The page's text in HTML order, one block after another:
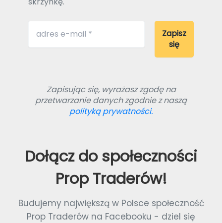
Zapisując się, wyrażasz zgodę na
przetwarzanie danych zgodnie z naszą
polityką prywatności.
Dołącz do społeczności
Prop Traderów!
Budujemy największą w Polsce społeczność
Prop Traderów na Facebooku - dziel się